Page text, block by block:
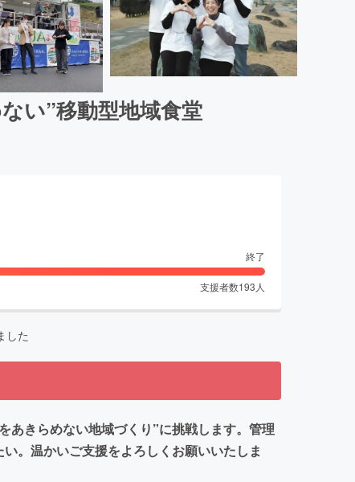
い”移動型地域食堂
終了
支援者数193 人
した
あきらめない地域づくり”に挑戦します。管理
。温かいご支援をよろしくお願いいたしま